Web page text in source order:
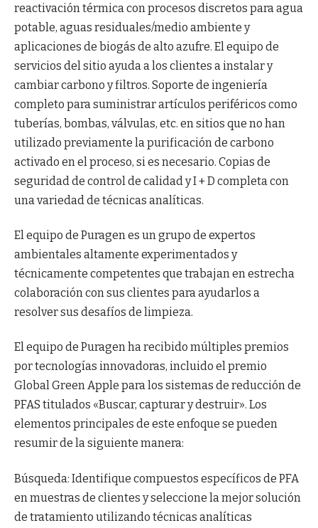
reactivación térmica con procesos discretos para agua
potable, aguas residuales/medio ambiente y
aplicaciones de biogás de alto azufre. El equipo de
servicios del sitio ayuda a los clientes a instalar y
cambiar carbono y filtros. Soporte de ingeniería
completo para suministrar artículos periféricos como
tuberías, bombas, válvulas, etc. en sitios que no han
utilizado previamente la purificación de carbono
activado en el proceso, si es necesario. Copias de
seguridad de control de calidad y I + D completa con
una variedad de técnicas analíticas.
El equipo de Puragen es un grupo de expertos
ambientales altamente experimentados y
técnicamente competentes que trabajan en estrecha
colaboración con sus clientes para ayudarlos a
resolver sus desafíos de limpieza.
El equipo de Puragen ha recibido múltiples premios
por tecnologías innovadoras, incluido el premio
Global Green Apple para los sistemas de reducción de
PFAS titulados «Buscar, capturar y destruir». Los
elementos principales de este enfoque se pueden
resumir de la siguiente manera:
Búsqueda: Identifique compuestos específicos de PFA
en muestras de clientes y seleccione la mejor solución
de tratamiento utilizando técnicas analíticas